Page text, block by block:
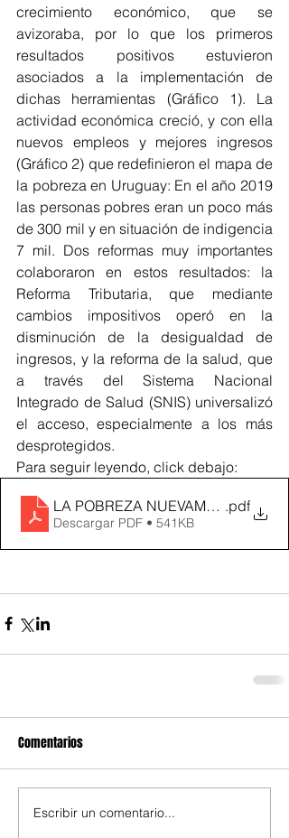
crecimiento económico, que se
avizoraba, por lo que los primeros
resultados positivos estuvieron
asociados a la implementación de
dichas herramientas (Gráfico 1). La
actividad económica creció, y con ella
nuevos empleos y mejores ingresos
(Gráfico 2) que redefinieron el mapa de
la pobreza en Uruguay: En el año 2019
las personas pobres eran un poco más
de 300 mil y en situación de indigencia
7 mil. Dos reformas muy importantes
colaboraron en estos resultados: la
Reforma Tributaria, que mediante
cambios impositivos operó en la
disminución de la desigualdad de
ingresos, y la reforma de la salud, que
a través del Sistema Nacional
Integrado de Salud (SNIS) universalizó
el acceso, especialmente a los más
desprotegidos.
Para seguir leyendo, click debajo:
LA POBREZA NUEVAMENTE
.pdf
Descargar PDF • 541KB
Comentarios
Escribir un comentario...